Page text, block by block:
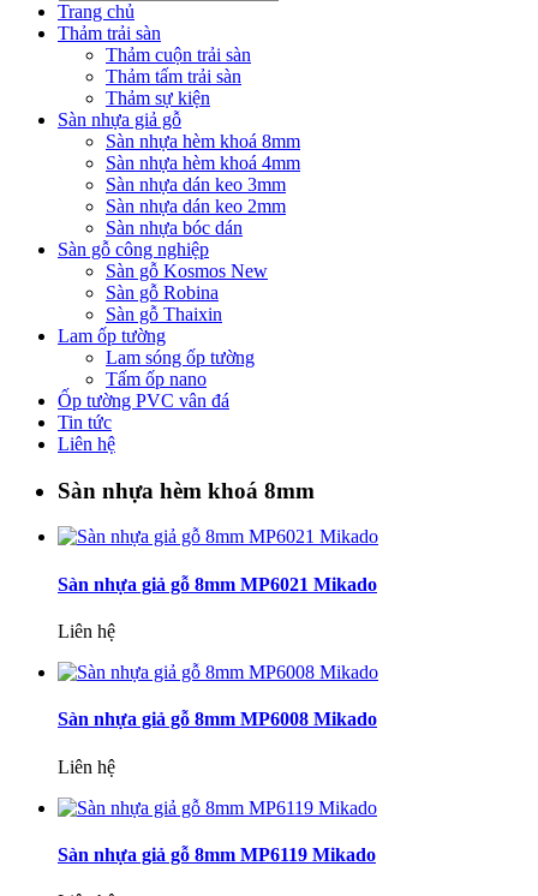
Trang chủ
Thảm trải sàn
Thảm cuộn trải sàn
Thảm tấm trải sàn
Thảm sự kiện
Sàn nhựa giả gỗ
Sàn nhựa hèm khoá 8mm
Sàn nhựa hèm khoá 4mm
Sàn nhựa dán keo 3mm
Sàn nhựa dán keo 2mm
Sàn nhựa bóc dán
Sàn gỗ công nghiệp
Sàn gỗ Kosmos New
Sàn gỗ Robina
Sàn gỗ Thaixin
Lam ốp tường
Lam sóng ốp tường
Tấm ốp nano
Ốp tường PVC vân đá
Tin tức
Liên hệ
Sàn nhựa hèm khoá 8mm
Sàn nhựa giả gỗ 8mm MP6021 Mikado
Liên hệ
Sàn nhựa giả gỗ 8mm MP6008 Mikado
Liên hệ
Sàn nhựa giả gỗ 8mm MP6119 Mikado